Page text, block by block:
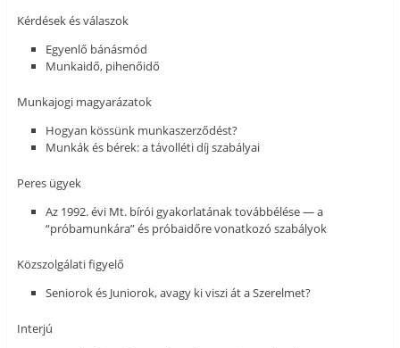
Kérdések és válaszok
Egyenlő bánásmód
Munkaidő, pihenőidő
Munkajogi magyarázatok
Hogyan kössünk munkaszerződést?
Munkák és bérek: a távolléti díj szabályai
Peres ügyek
Az 1992. évi Mt. bírói gyakorlatának továbbélése — a
“próbamunkára” és próbaidőre vonatkozó szabályok
Közszolgálati figyelő
Seniorok és Juniorok, avagy ki viszi át a Szerelmet?
Interjú